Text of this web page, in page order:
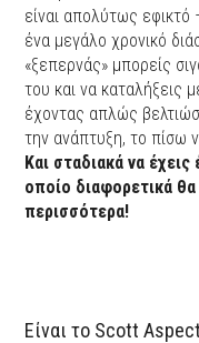
είναι απολύτως εφικτό
ένα μεγάλο χρονικό
«ξεπερνάς» μπορείς
του και να καταλήξεις
έχοντας απλώς
την ανάπτυξη, το πίσω
Και σταδιακά να
οποίο διαφορετικά
περισσότερα!
Είναι το Scott